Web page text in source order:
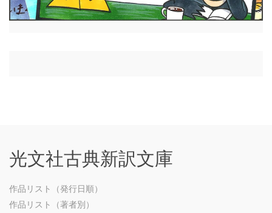
光文社古典新訳文庫
作品リスト（発行日順）
作品リスト（著者別）